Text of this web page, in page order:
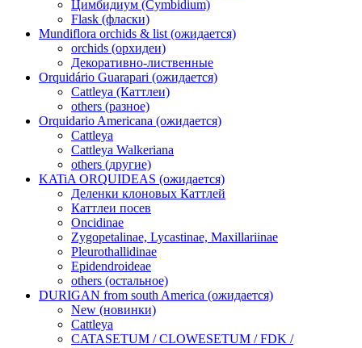
Цимбидиум (Cymbidium)
Flask (фласки)
Mundiflora orchids & list (ожидается)
orchids (орхидеи)
Декоративно-лиственные
Orquidário Guarapari (ожидается)
Cattleya (Каттлеи)
others (разное)
Orquidario Americana (ожидается)
Cattleya
Cattleya Walkeriana
others (другие)
KATiA ORQUIDEAS (ожидается)
Деленки клоновых Каттлей
Каттлеи посев
Oncidinae
Zygopetalinae, Lycastinae, Maxillariinae
Pleurothallidinae
Epidendroideae
others (остальное)
DURIGAN from south America (ожидается)
New (новинки)
Cattleya
CATASETUM / CLOWESETUM / FDK /